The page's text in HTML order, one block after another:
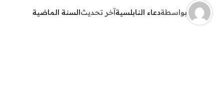
بواسطةدعاء النابلسيةآخر تحديثالسنة الماضية